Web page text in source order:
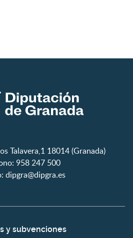
Talavera,1 18014 (Granada)
958 247 500
dipgra@dipgra.es
y subvenciones